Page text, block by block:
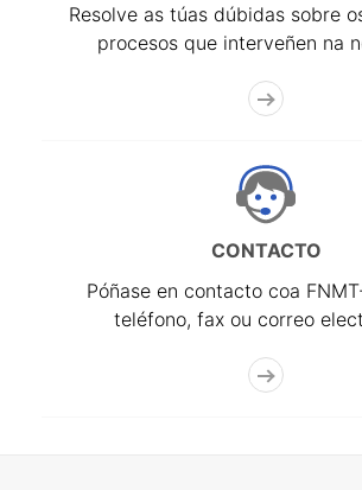
Resolve as túas dúbidas sobre
procesos que interveñen na
CONTACTO
Póñase en contacto coa
teléfono, fax ou correo